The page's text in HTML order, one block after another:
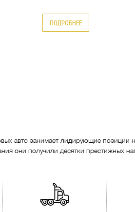
ПОДРОБНЕЕ
авто занимает лидирующие позиции
они получили десятки престижных